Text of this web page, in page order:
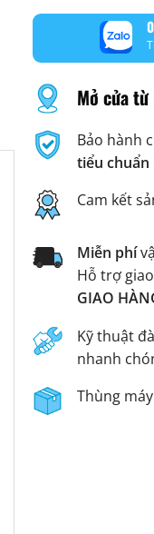
Mở cửa từ
Bảo hành
tiểu chuẩn
Cam kết
Miễn phí
Hỗ trợ
GIAO
Kỹ thuật
nhanh
Thùng